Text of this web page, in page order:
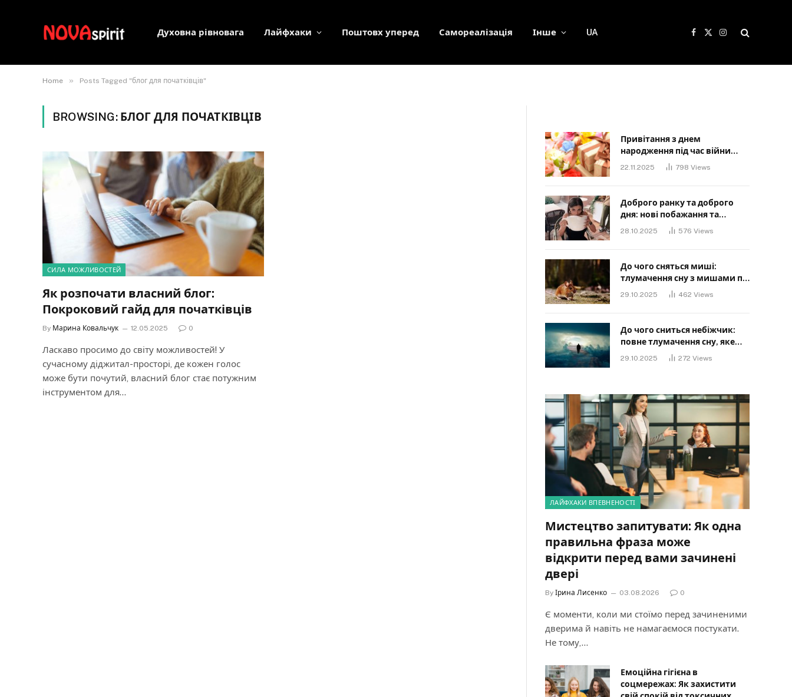
Духовна рівновага Лайфхаки Поштовх уперед Самореалізація Інше UA
Facebook
X
Instagram
Home » Posts Tagged "блог для початківців"
BROWSING: БЛОГ ДЛЯ ПОЧАТКІВЦІВ
СИЛА МОЖЛИВОСТЕЙ
Як розпочати власний блог:
Покроковий гайд для початківців
By Марина Ковальчук 12.05.2025 0
Ласкаво просимо до світу можливостей! У
сучасному діджитал-просторі, де кожен голос
може бути почутий, власний блог стає потужним
інструментом для…
Привітання з днем
народження під час війни
своїми словами: Слова, що
22.11.2025 798 Views
Доброго ранку та доброго
дня: нові побажання та
картинки для близьких
28.10.2025 576 Views
До чого сняться миші:
тлумачення сну з мишами по
29.10.2025 462 Views
До чого сниться небіжчик:
повне тлумачення сну, яке
має знати кожен
29.10.2025 272 Views
ЛАЙФХАКИ ВПЕВНЕНОСТІ
Мистецтво запитувати: Як одна
правильна фраза може
відкрити перед вами зачинені
двері
By Ірина Лисенко 03.08.2026 0
Є моменти, коли ми стоїмо перед зачиненими
дверима й навіть не намагаємося постукати.
Не тому,…
Емоційна гігієна в
соцмережах: Як захистити